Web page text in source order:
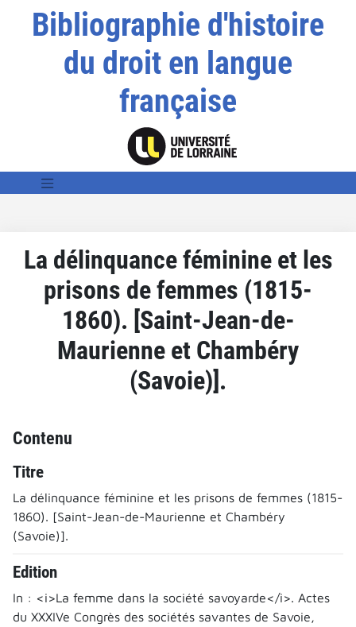
Bibliographie d'histoire
du droit en langue
française
La délinquance féminine et les
prisons de femmes (1815-
1860). [Saint-Jean-de-
Maurienne et Chambéry
(Savoie)].
Contenu
Titre
La délinquance féminine et les prisons de femmes (1815-
1860). [Saint-Jean-de-Maurienne et Chambéry
(Savoie)].
Edition
In : <i>La femme dans la société savoyarde</i>. Actes
du XXXIVe Congrès des sociétés savantes de Savoie,